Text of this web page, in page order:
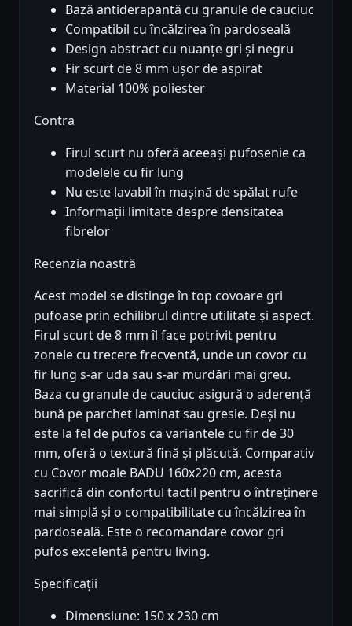
Bază antiderapantă cu granule de cauciuc
Compatibil cu încălzirea în pardoseală
Design abstract cu nuanțe gri și negru
Fir scurt de 8 mm ușor de aspirat
Material 100% poliester
Contra
Firul scurt nu oferă aceeași pufosenie ca
modelele cu fir lung
Nu este lavabil în mașină de spălat rufe
Informații limitate despre densitatea
fibrelor
Recenzia noastră
Acest model se distinge în top covoare gri
pufoase prin echilibrul dintre utilitate și aspect.
Firul scurt de 8 mm îl face potrivit pentru
zonele cu trecere frecventă, unde un covor cu
fir lung s-ar uda sau s-ar murdări mai greu.
Baza cu granule de cauciuc asigură o aderență
bună pe parchet laminat sau gresie. Deși nu
este la fel de pufos ca variantele cu fir de 30
mm, oferă o textură fină și plăcută. Comparativ
cu Covor moale BADU 160x220 cm, acesta
sacrifică din confortul tactil pentru o întreținere
mai simplă și o compatibilitate cu încălzirea în
pardoseală. Este o recomandare covor gri
pufos excelentă pentru living.
Specificații
Dimensiune: 150 x 230 cm